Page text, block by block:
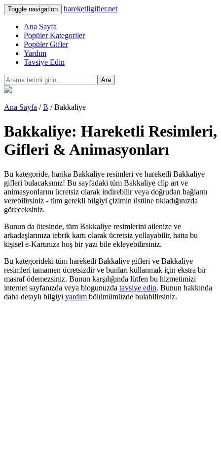
Toggle navigation hareketligifler.net
Ana Sayfa
Popüler Kategoriler
Popüler Gifler
Yardım
Tavsiye Edin
Ara
Ana Sayfa /B / Bakkaliye
Bakkaliye: Hareketli Resimleri,
Gifleri & Animasyonları
Bu kategoride, harika Bakkaliye resimleri ve hareketli Bakkaliye
gifleri bulacaksınız! Bu sayfadaki tüm Bakkaliye clip art ve
animasyonlarını ücretsiz olarak indirebilir veya doğrudan bağlantı
verebilirsiniz - tüm gerekli bilgiyi çizimin üstüne tıkladığınızda
göreceksiniz.
Bunun da ötesinde, tüm Bakkaliye resimlerini ailenize ve
arkadaşlarınıza tebrik kartı olarak ücretsiz yollayabilir, hatta bu
kişisel e-Kartınıza hoş bir yazı bile ekleyebilirsiniz.
Bu kategorideki tüm hareketli Bakkaliye gifleri ve Bakkaliye
resimleri tamamen ücretsizdir ve bunları kullanmak için ekstra bir
masraf ödemezsiniz. Bunun karşılığında lütfen bu hizmetimizi
internet sayfanızda veya blogunuzda tavsiye edin. Bunun hakkında
daha detaylı bilgiyi yardım bölümümüzde bulabilirsiniz.